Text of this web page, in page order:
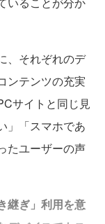
、それぞれのデ
ンテンツの充実
サイトと同じ見
」「スマホであ
たユーザーの声
継ぎ」利用を意